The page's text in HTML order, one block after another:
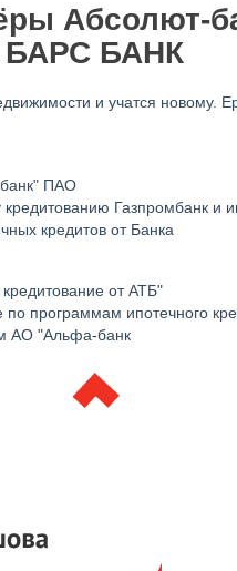
Абсолют-
БАРС БАНК
и учатся новому.
ПАО
Газпромбанк и
кредитов от Банка
от АТБ"
по программам ипотечного
АО "Альфа-банк